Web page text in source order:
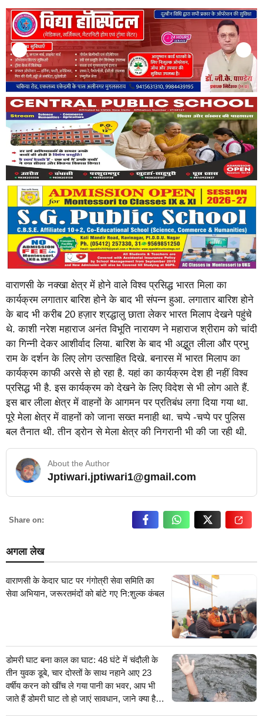
वाराणसी के नक्खा क्षेत्र में होने वाले विश्व प्रसिद्ध भारत मिला का
कार्यक्रम लगातार बारिश होने के बाद भी संपन्न हुआ. लगातार बारिश होने
के बाद भी करीब 20 हज़ार श्रद्धालु छाता लेकर भारत मिलाप देखने पहुंचे
थे. काशी नरेश महाराज अनंत विभूति नारायण ने महाराज श्रीराम को चांदी
का गिन्नी देकर आशीर्वाद लिया. बारिश के बाद भी अद्भुत लीला और प्रभु
राम के दर्शन के लिए लोग उत्साहित दिखे. बनारस में भारत मिलाप का
कार्यक्रम काफी अरसे से हो रहा है. यहां का कार्यक्रम देश ही नहीं विश्व
प्रसिद्ध भी है. इस कार्यक्रम को देखने के लिए विदेश से भी लोग आते हैं.
इस बार लीला क्षेत्र में वाहनों के आगमन पर प्रतिबंध लगा दिया गया था.
पूरे मेला क्षेत्र में वाहनों को जाना सख्त मनाही था. चप्पे -चप्पे पर पुलिस
बल तैनात थी. तीन ड्रोन से मेला क्षेत्र की निगरानी भी की जा रही थी.
About the Author
Jptiwari.jptiwari1@gmail.com… Read More
Share on:
अगला लेख
वाराणसी के केदार घाट पर गंगोत्री सेवा समिति का
सेवा अभियान, जरूरतमंदों को बांटे गए नि:शुल्क कंबल
डोमरी घाट बना काल का घाट: 48 घंटे में चंदौली के
तीन युवक डूबे, चार दोस्तों के साथ नहाने आए 23
वर्षीय करन को खींच ले गया पानी का भवर, आप भी
जाते हैं डोमरी घाट तो हो जाएं सावधान, जाने क्या है